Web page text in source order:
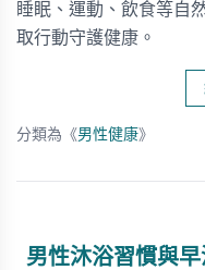
睡眠、運動、飲食等自
取行動守護健康。
分類為《男性健康》
男性沐浴習慣與